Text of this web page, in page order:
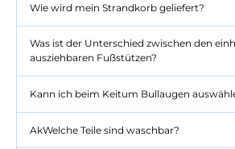
Wie wird mein Strandkorb geliefert?
Was ist der Unterschied zwischen den
ausziehbaren Fußstützen?
Kann ich beim Keitum Bullaugen
AkWelche Teile sind waschbar?